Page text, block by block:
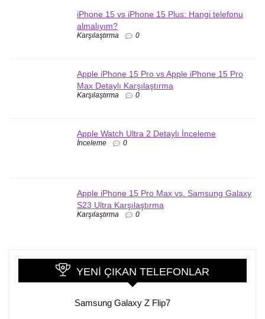
iPhone 15 vs iPhone 15 Plus: Hangi telefonu
almalıyım?
Karşılaştırma 0
Apple iPhone 15 Pro vs Apple iPhone 15 Pro
Max Detaylı Karşılaştırma
Karşılaştırma 0
Apple Watch Ultra 2 Detaylı İnceleme
İnceleme 0
Apple iPhone 15 Pro Max vs. Samsung Galaxy
S23 Ultra Karşılaştırma
Karşılaştırma 0
YENI ÇIKAN TELEFONLAR
Samsung Galaxy Z Flip7